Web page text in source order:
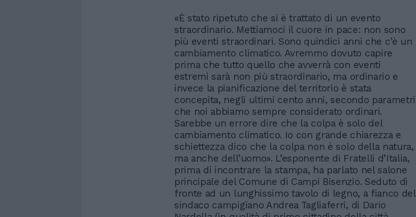
«È stato ripetuto che si è trattato di un evento
straordinario. Mettiamoci il cuore in pace: non sono
più eventi straordinari. Sono quindici anni che c'è un
cambiamento climatico. Avremmo dovuto capire
prima che tutto quello che avverrà con eventi
estremi sarà non più straordinario, ma ordinario e
invece la pianificazione del territorio è stata
concepita, negli ultimi cento anni, secondo parametri
che noi abbiamo sempre considerato ordinari.
Sarebbe un errore dire che la colpa è solo del
cambiamento climatico. Io con grande chiarezza e
schiettezza dico che la colpa non è solo della natura,
ma anche dell’uomo». L’esponente di Fratelli d’Italia,
prima di incontrare la stampa, ha parlato nel salone
principale del Comune di Campi Bisenzio. Seduto di
fronte ad un lunghissimo tavolo di legno, a fianco del
sindaco campigiano Andrea Tagliaferri, di Dario
Rudy Giuliani a Come States?
Trump, Meloni e la strategia
americana